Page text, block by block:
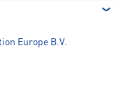
Europe B.V.